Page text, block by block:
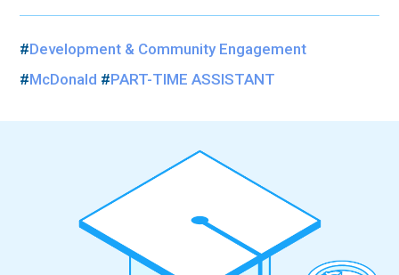
#Development & Community Engagement
#McDonald #PART-TIME ASSISTANT